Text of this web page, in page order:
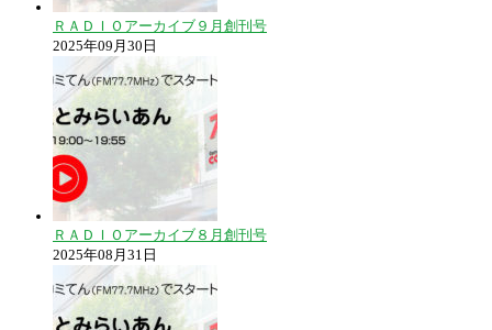
ＲＡＤＩＯアーカイブ９月創刊号
2025年09月30日
ＲＡＤＩＯアーカイブ８月創刊号
2025年08月31日